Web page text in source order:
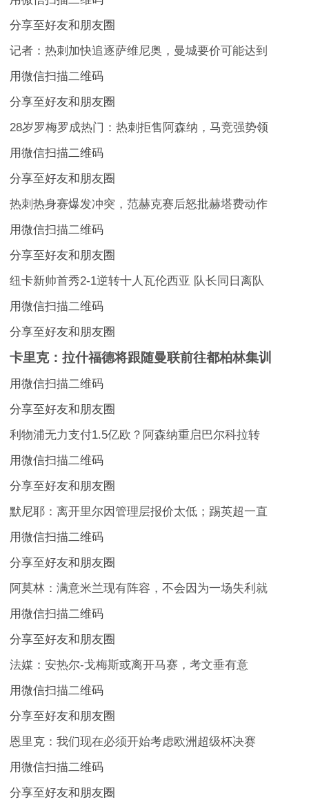
分享至好友和朋友圈
记者：热刺加快追逐萨维尼奥，曼城要价可能达到
用微信扫描二维码
分享至好友和朋友圈
28岁罗梅罗成热门：热刺拒售阿森纳，马竞强势领
用微信扫描二维码
分享至好友和朋友圈
热刺热身赛爆发冲突，范赫克赛后怒批赫塔费动作
用微信扫描二维码
分享至好友和朋友圈
纽卡新帅首秀2-1逆转十人瓦伦西亚 队长同日离队
用微信扫描二维码
分享至好友和朋友圈
卡里克：拉什福德将跟随曼联前往都柏林集训
用微信扫描二维码
分享至好友和朋友圈
利物浦无力支付1.5亿欧？阿森纳重启巴尔科拉转
用微信扫描二维码
分享至好友和朋友圈
默尼耶：离开里尔因管理层报价太低；踢英超一直
用微信扫描二维码
分享至好友和朋友圈
阿莫林：满意米兰现有阵容，不会因为一场失利就
用微信扫描二维码
分享至好友和朋友圈
法媒：安热尔-戈梅斯或离开马赛，考文垂有意
用微信扫描二维码
分享至好友和朋友圈
恩里克：我们现在必须开始考虑欧洲超级杯决赛
用微信扫描二维码
分享至好友和朋友圈